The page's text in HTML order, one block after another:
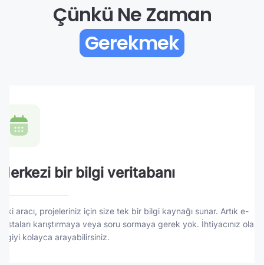
Çünkü Ne Zaman
Gerekmek
bir bilgi veritabanı
aracı, projeleriniz için size tek bir bilgi kaynağı sunar. Artık e-
karıştırmaya veya soru sormaya gerek yok. İhtiyacınız olan
kolayca arayabilirsiniz.